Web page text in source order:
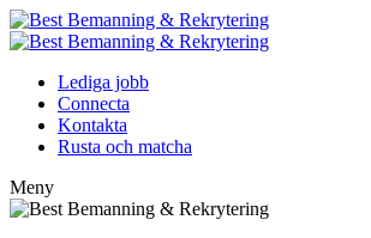
Lediga jobb
Connecta
Kontakta
Rusta och matcha
Meny